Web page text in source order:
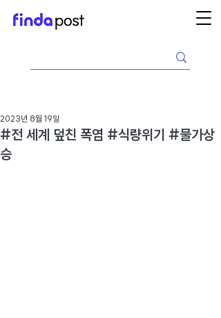
#전 세계 덮친 폭염 #식량위기 #물가상
승
2023년 8월 19일